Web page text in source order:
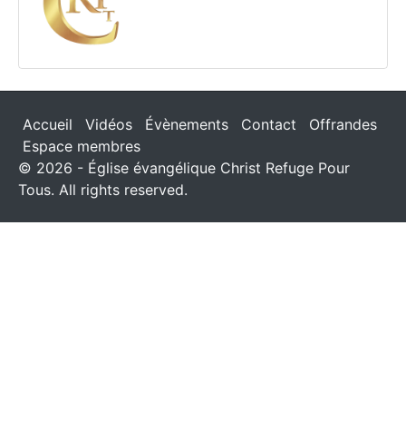
Accueil Vidéos Évènements Contact
Offrandes
Espace membres
© 2026 - Église évangélique Christ Refuge Pour
Tous. All rights reserved.